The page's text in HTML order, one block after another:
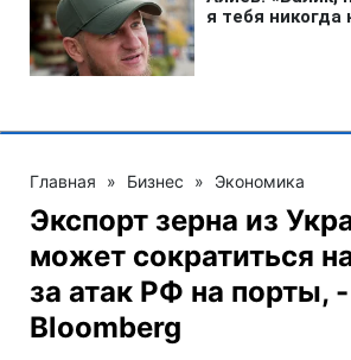
Главная » Бизнес » Экономика
Экспорт зерна из
может сократиться
за атак РФ на порты, -
Bloomberg